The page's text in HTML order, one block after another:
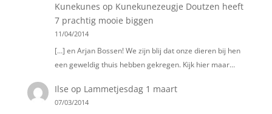
Kunekunes op Kunekunezeugje Doutzen heeft
7 prachtig mooie biggen
11/04/2014
[…] en Arjan Bossen! We zijn blij dat onze dieren bij hen
een geweldig thuis hebben gekregen. Kijk hier maar…
Ilse op Lammetjesdag 1 maart
07/03/2014